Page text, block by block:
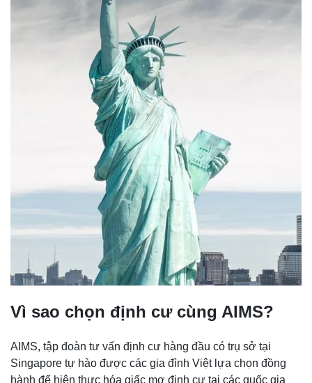
Vì sao chọn định cư cùng AIMS?
AIMS, tập đoàn tư vấn định cư hàng đầu có trụ sở tại
Singapore tự hào được các gia đình Việt lựa chọn đồng
hành để hiện thực hóa giấc mơ định cư tại các quốc gia